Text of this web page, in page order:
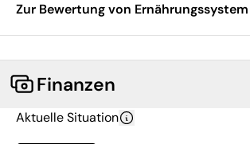
Zur Bewertung von Ernährungssystem
Finanzen
Aktuelle Situation